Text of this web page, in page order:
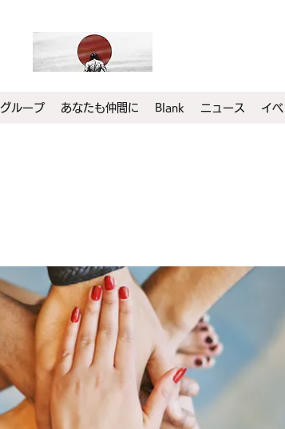
グループ あなたも仲間に Blank ニュース イ